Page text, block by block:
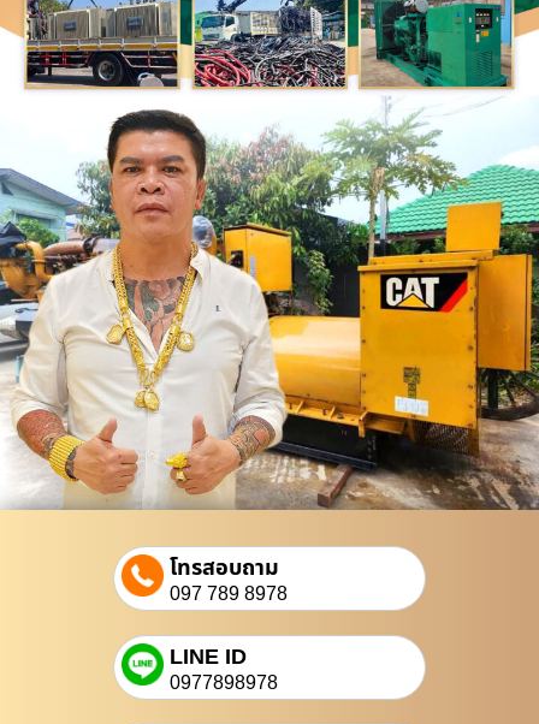
โทรสอบถาม
097 789 8978
LINE ID
0977898978